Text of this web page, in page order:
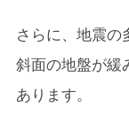
さらに、地震の
斜面の地盤が緩
あります。